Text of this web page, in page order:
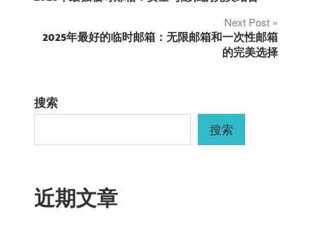
导
Next Post
2025年最好的临时邮箱：无限邮箱和一次性邮箱
的完美选择
搜索
搜索
近期文章